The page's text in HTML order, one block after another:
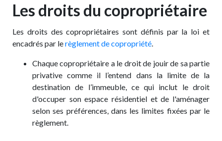
Les droits du copropriétaire
Les droits des copropriétaires sont définis par la loi et
encadrés par lerèglement de copropriété.
Chaque copropriétaire a le droit de jouir de sa partie
privative comme il l’entend dans la limite de la
destination de l’immeuble, ce qui inclut le droit
d'occuper son espace résidentiel et de l'aménager
selon ses préférences, dans les limites fixées par le
règlement.